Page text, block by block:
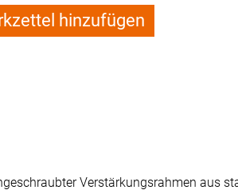
hinzufügen
Verstärkungsrahmen aus